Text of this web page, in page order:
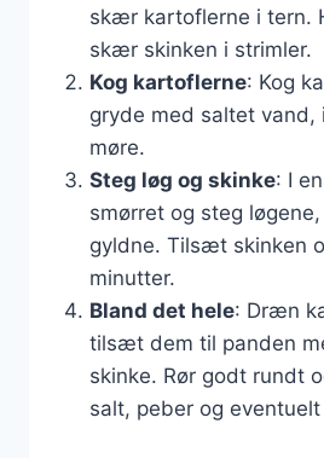
skær kartoflerne i tern.
skær skinken i strimler.
Kog kartoflerne: Kog
gryde med saltet vand,
møre.
Steg løg og skinke: I
smørret og steg
gyldne. Tilsæt skinken
minutter.
Bland det hele: Dræn
tilsæt dem til panden
skinke. Rør godt rundt
salt, peber og